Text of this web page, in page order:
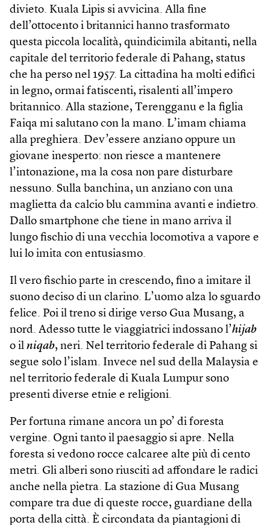
divieto. Kuala Lipis si avvicina. Alla fine
dell’ottocento i britannici hanno trasformato
questa piccola località, quindicimila abitanti, nella
capitale del territorio federale di Pahang, status
che ha perso nel 1957. La cittadina ha molti edifici
in legno, ormai fatiscenti, risalenti all’impero
britannico. Alla stazione, Terengganu e la figlia
Faiqa mi salutano con la mano. L’imam chiama
alla preghiera. Dev’essere anziano oppure un
giovane inesperto: non riesce a mantenere
l’intonazione, ma la cosa non pare disturbare
nessuno. Sulla banchina, un anziano con una
maglietta da calcio blu cammina avanti e indietro.
Dallo smartphone che tiene in mano arriva il
lungo fischio di una vecchia locomotiva a vapore e
lui lo imita con entusiasmo.
Il vero fischio parte in crescendo, fino a imitare il
suono deciso di un clarino. L’uomo alza lo sguardo
felice. Poi il treno si dirige verso Gua Musang, a
nord. Adesso tutte le viaggiatrici indossano l’hijab
o il niqab, neri. Nel territorio federale di Pahang si
segue solo l’islam. Invece nel sud della Malaysia e
nel territorio federale di Kuala Lumpur sono
presenti diverse etnie e religioni.
Per fortuna rimane ancora un po’ di foresta
vergine. Ogni tanto il paesaggio si apre. Nella
foresta si vedono rocce calcaree alte più di cento
metri. Gli alberi sono riusciti ad affondare le radici
anche nella pietra. La stazione di Gua Musang
compare tra due di queste rocce, guardiane della
porta della città. È circondata da piantagioni di